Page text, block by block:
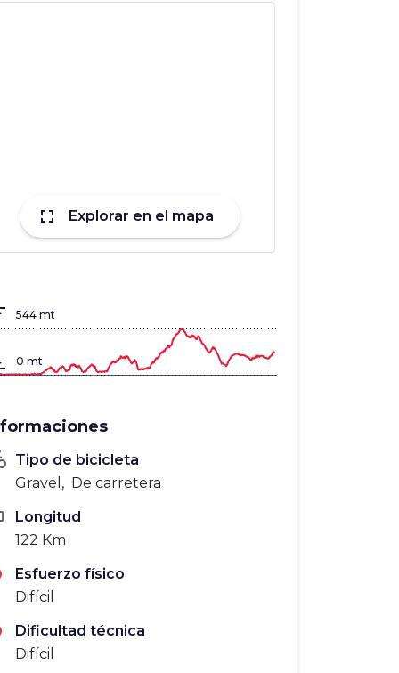
fullscreen Explorar en el mapa
544 mt
0 mt
Tipo de bicicleta
Gravel, De carretera
Longitud
122 Km
Esfuerzo físico
Difícil
Dificultad técnica
Difícil